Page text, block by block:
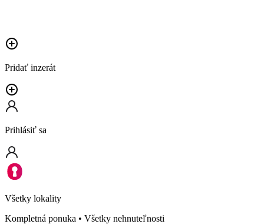
Pridať inzerát
Prihlásiť sa
Všetky lokality
Kompletná ponuka • Všetky nehnuteľnosti